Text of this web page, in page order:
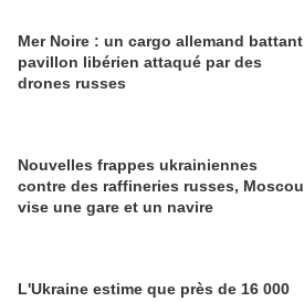
Mer Noire : un cargo allemand battant
pavillon libérien attaqué par des
drones russes
Nouvelles frappes ukrainiennes
contre des raffineries russes, Moscou
vise une gare et un navire
L'Ukraine estime que près de 16 000